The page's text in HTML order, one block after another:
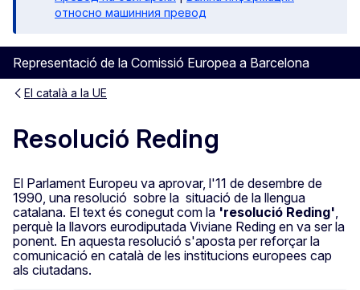
относно машинния превод
Representació de la Comissió Europea a Barcelona
El català a la UE
Resolució Reding
El Parlament Europeu va aprovar, l'11 de desembre de
1990, una resolució sobre la situació de la llengua
catalana. El text és conegut com la 'resolució Reding',
perquè la llavors eurodiputada Viviane Reding en va ser la
ponent. En aquesta resolució s'aposta per reforçar la
comunicació en català de les institucions europees cap
als ciutadans.